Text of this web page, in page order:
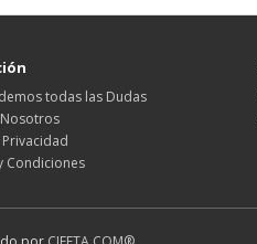
todas las Dudas
Condiciones